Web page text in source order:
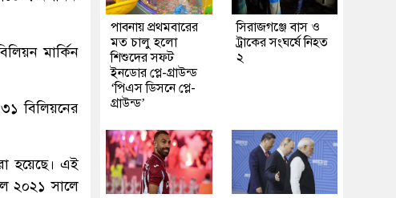
মার্কিন
বিলিয়নের
হয়েছে। এই
২০২১ সালে
পাবনায় প্রথমবারের
মত চালু হলো
শিশুদের সফট
ইনডোর প্লে-গ্রাউন্ড
‘পিএস ডিসনে প্লে-
গ্রাউন্ড’
সিরাজগঞ্জে বাস ও
ট্রাকের সংঘর্ষে নিহত
২